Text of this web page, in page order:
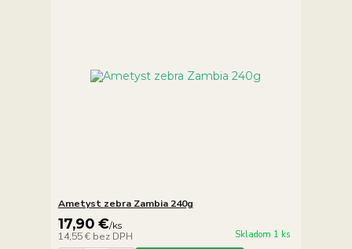
Ametyst zebra Zambia 240g
17,90 €/ks
14,55 € bez DPH Skladom 1 ks